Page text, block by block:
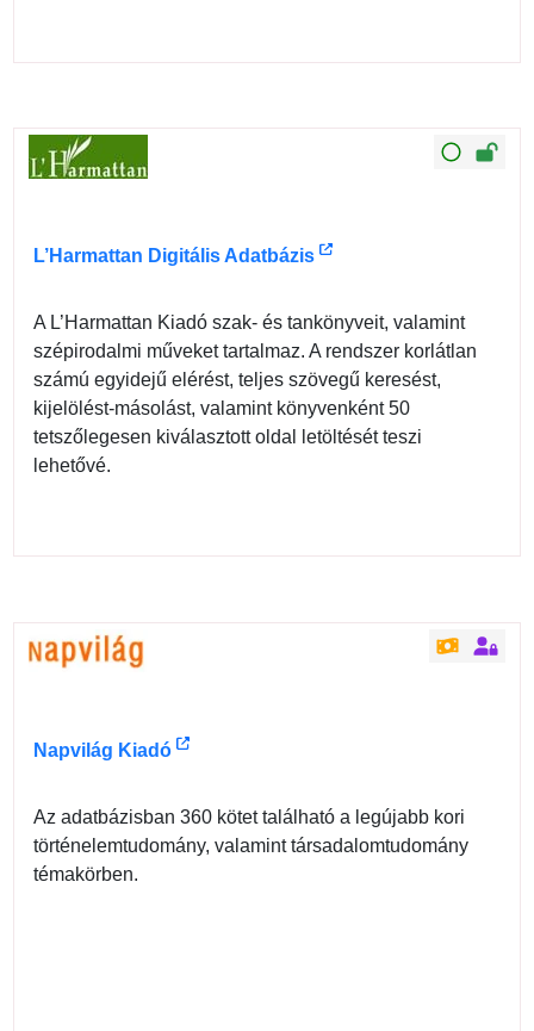
L’Harmattan Digitális Adatbázis
A L’Harmattan Kiadó szak- és tankönyveit, valamint
szépirodalmi műveket tartalmaz. A rendszer korlátlan
számú egyidejű elérést, teljes szövegű keresést,
kijelölést-másolást, valamint könyvenként 50
tetszőlegesen kiválasztott oldal letöltését teszi
lehetővé.
Napvilág Kiadó
Az adatbázisban 360 kötet található a legújabb kori
történelemtudomány, valamint társadalomtudomány
témakörben.